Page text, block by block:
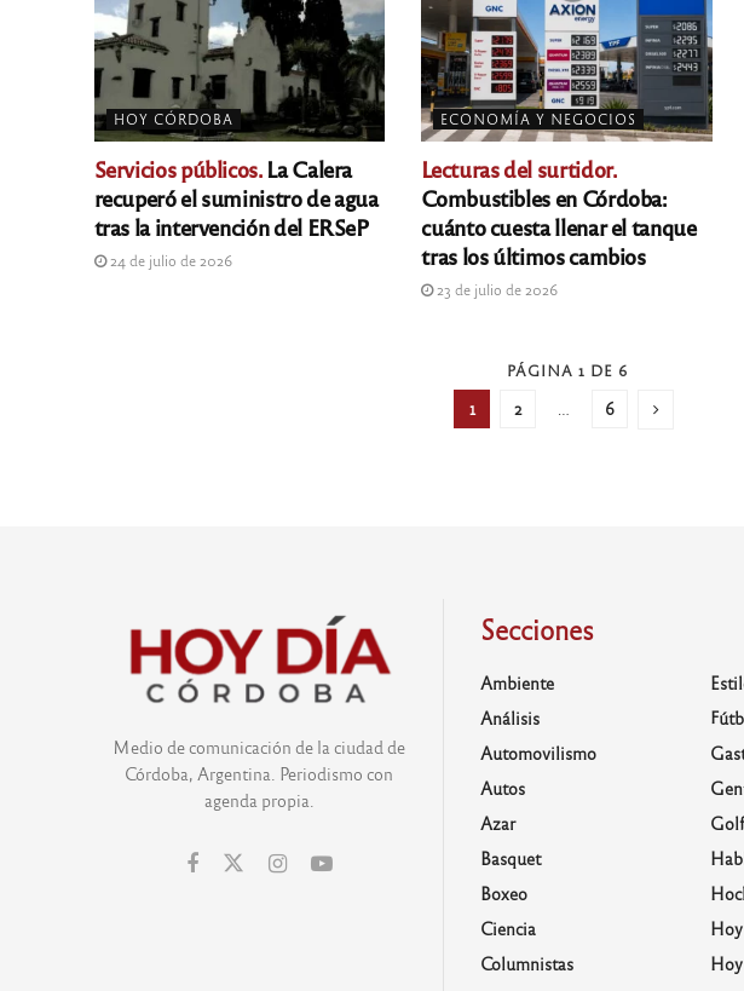
HOY CÓRDOBA
Servicios públicos.La Calera
recuperó el suministro de agua
tras la intervención del ERSeP
24 de julio de 2026
ECONOMÍA Y NEGOCIOS
Lecturas del surtidor.
Combustibles en Córdoba:
cuánto cuesta llenar el tanque
tras los últimos cambios
23 de julio de 2026
PÁGINA 1 DE 6
1 2 6
Medio de comunicación de la ciudad de
Córdoba, Argentina. Periodismo con
agenda propia.
Secciones
Ambiente
Análisis
Automovilismo
Autos
Azar
Basquet
Boxeo
Ciencia
Columnistas
Golf